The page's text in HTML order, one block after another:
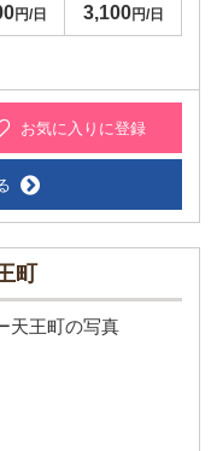
円/日 3,100円/日
お気に入りに登録
町